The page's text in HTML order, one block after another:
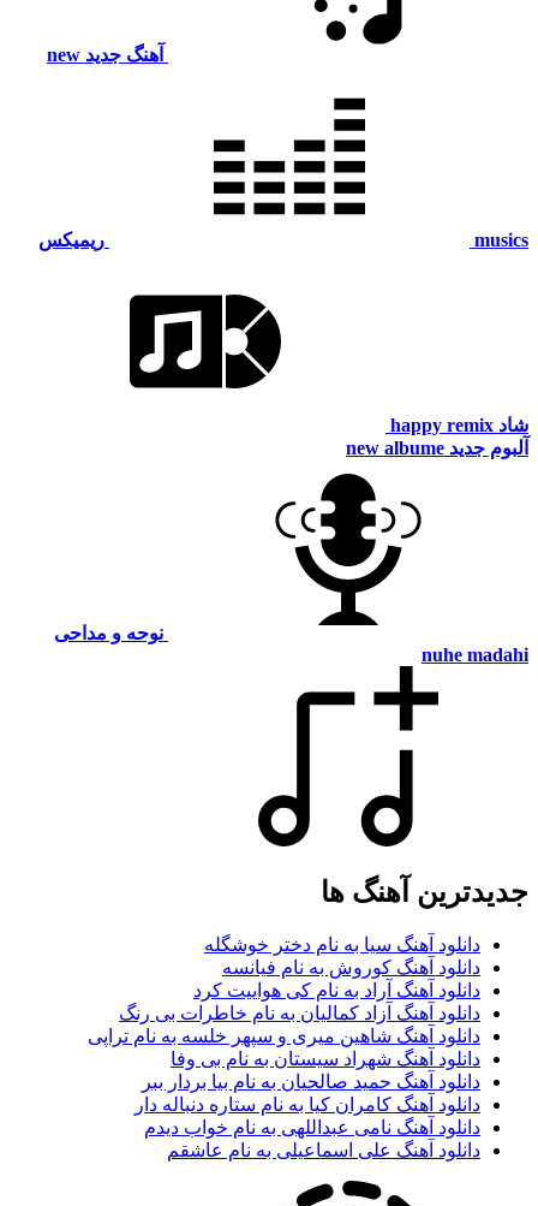
آهنگ جدید new
musics ریمیکس
شاد happy remix
آلبوم جدید new albume
نوحه و مداحی
nuhe madahi
جدیدترین آهنگ ها
دانلود آهنگ سیا به نام دختر خوشگله
دانلود آهنگ کوروش به نام فیانسه
دانلود آهنگ آراد به نام کی هواییت کرد
دانلود آهنگ آزاد کمالیان به نام خاطرات بی رنگ
دانلود آهنگ شاهین میری و سپهر خلسه به نام تراپی
دانلود آهنگ شهراد سیستان به نام بی وفا
دانلود آهنگ حمید صالحیان به نام بیا بردار ببر
دانلود آهنگ کامران کیا به نام ستاره دنباله دار
دانلود آهنگ نامی عبداللهی به نام خواب دیدم
دانلود آهنگ علی اسماعیلی به نام عاشقم